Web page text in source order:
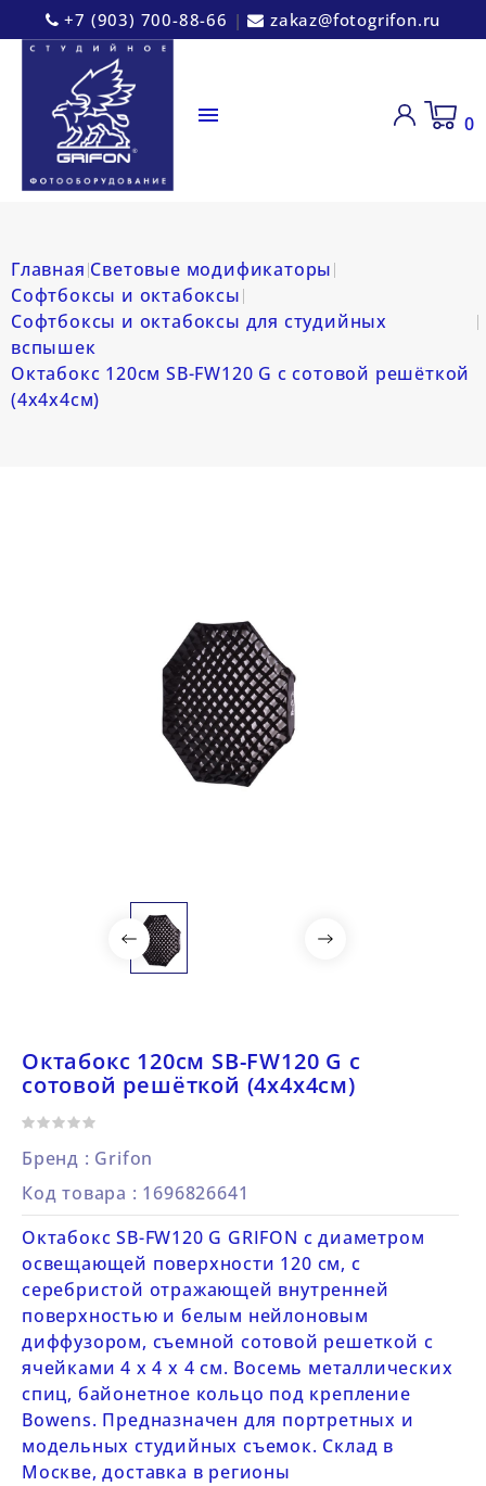
+7 (903) 700-88-66 | zakaz@fotogrifon.ru
 0
Главная Световые модификаторы
Софтбоксы и октабоксы
Софтбоксы и октабоксы для студийных
вспышек
Октабокс 120см SB-FW120 G с сотовой решёткой
(4х4х4см)
Октабокс 120см SB-FW120 G с
сотовой решёткой (4х4х4см)
Бренд : Grifon
Код товара : 1696826641
Октабокс SB-FW120 G GRIFON с диаметром
освещающей поверхности 120 см, с
серебристой отражающей внутренней
поверхностью и белым нейлоновым
диффузором, съемной сотовой решеткой с
ячейками 4 х 4 х 4 см. Восемь металлических
спиц, байонетное кольцо под крепление
Bowens. Предназначен для портретных и
модельных студийных съемок. Склад в
Москве, доставка в регионы